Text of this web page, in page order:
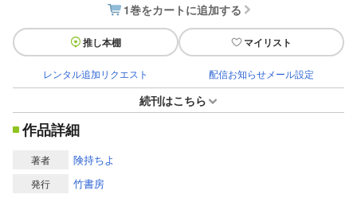
1巻をカートに追加する
推し本棚 マイリスト
レンタル追加リクエスト 配信お知らせメール設定
続刊はこちら
作品詳細
著者 険持ちよ
発行 竹書房